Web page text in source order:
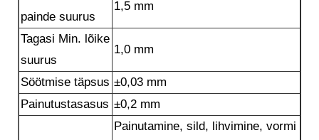
painde suurus
1,5 mm
Tagasi Min. lõike
suurus
1,0 mm
Söötmise täpsus ±0,03 mm
Painutustasasus ±0,2 mm
Painutamine, sild, lihvimine, vormi